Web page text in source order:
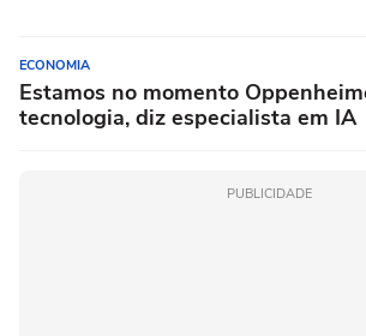
ECONOMIA
Estamos no momento
tecnologia, diz especialista em IA
PUBLICIDADE